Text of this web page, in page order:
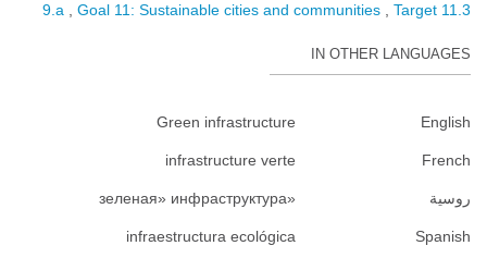
9.a
Goal 11: Sustainable cities and communities Target 11.3
IN OTHER LANGUAGES
English
Green infrastructure
French
infrastructure verte
روسية «зеленая» инфраструктура
Spanish
infraestructura ecológica